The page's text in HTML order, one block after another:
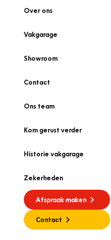
Over ons
Vakgarage
Showroom
Contact
Ons team
Kom gerust verder
Historie vakgarage
Zekerheden
Afspraak maken
Contact